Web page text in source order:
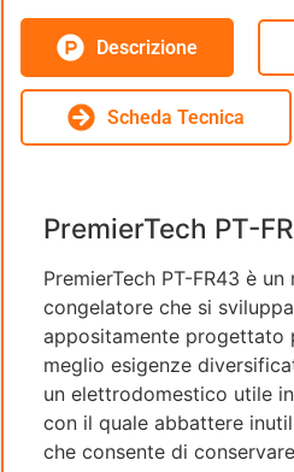
Descrizione
Scheda Tecnica
PremierTech PT-
PremierTech PT-FR43 è
congelatore che si
appositamente progettato
meglio esigenze
un elettrodomestico utile
con il quale abbattere
che consente di